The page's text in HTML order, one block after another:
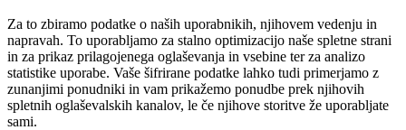
Za to zbiramo podatke o naših uporabnikih, njihovem vedenju in
napravah. To uporabljamo za stalno optimizacijo naše spletne strani
in za prikaz prilagojenega oglaševanja in vsebine ter za analizo
statistike uporabe. Vaše šifrirane podatke lahko tudi primerjamo z
zunanjimi ponudniki in vam prikažemo ponudbe prek njihovih
spletnih oglaševalskih kanalov, le če njihove storitve že uporabljate
sami.